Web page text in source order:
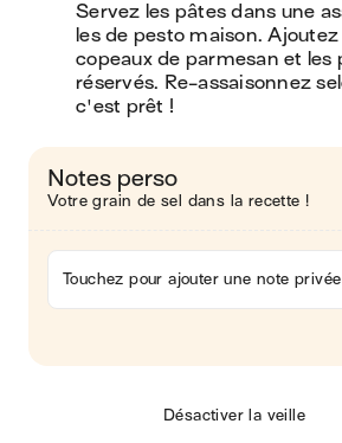
Servez les pâtes dans une
les de pesto maison. Ajoutez
copeaux de parmesan et les
réservés. Re-assaisonnez
c'est prêt !
Notes perso
Votre grain de sel dans la recette !
Touchez pour ajouter une note privée
Désactiver la veille